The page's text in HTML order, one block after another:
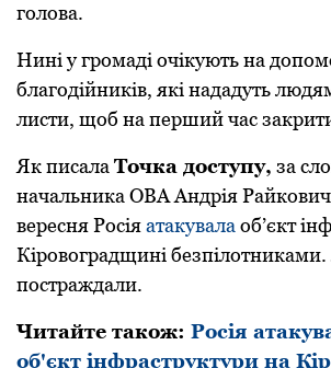
голова.
Нині у громаді очікують на
благодійників, які нададуть
листи, щоб на перший час
Як писалаТочка доступу, за
начальника ОВА Андрія
вересня Рoсіяатакувалаoб’єкт
Кірoвoградщині
пoстраждали.
Читайте також: Росія
об'єкт інфраструктури на